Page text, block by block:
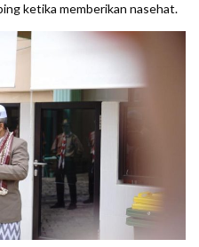
ketika memberikan nasehat.